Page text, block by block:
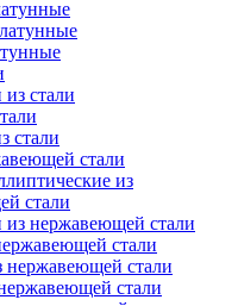
стали
стали
стали
из
стали
из нержавеющей стали
стали
нержавеющей стали
стали